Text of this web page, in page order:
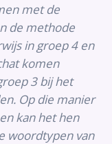
met de
de methode
in groep 4 en
komen
3 bij het
Op die manier
kan het hen
woordtypen van